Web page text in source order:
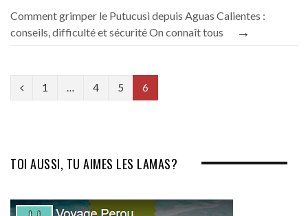
Comment grimper le Putucusi depuis Aguas Calientes :
conseils, difficulté et sécurité On connaît tous
→
P
v
o
1 … 4 5 6
TOI AUSSI, TU AIMES LES LAMAS?